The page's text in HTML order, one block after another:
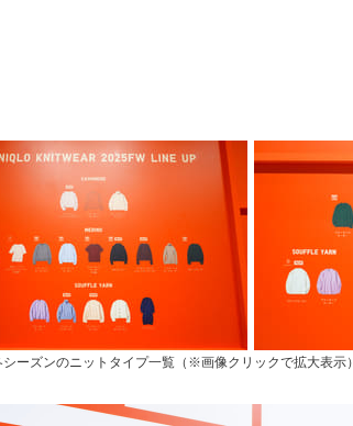
ーズンのニットタイプ一覧（※画像クリックで拡大表示）